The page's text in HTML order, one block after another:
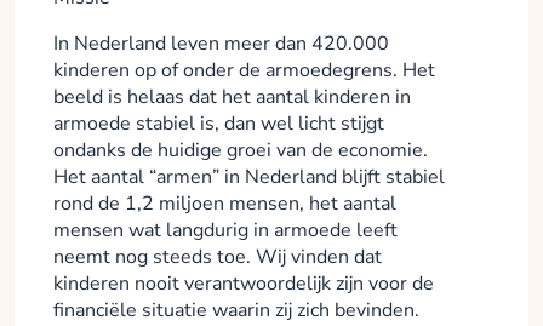
In Nederland leven meer dan 420.000
kinderen op of onder de armoedegrens. Het
beeld is helaas dat het aantal kinderen in
armoede stabiel is, dan wel licht stijgt
ondanks de huidige groei van de economie.
Het aantal “armen” in Nederland blijft stabiel
rond de 1,2 miljoen mensen, het aantal
mensen wat langdurig in armoede leeft
neemt nog steeds toe. Wij vinden dat
kinderen nooit verantwoordelijk zijn voor de
financiële situatie waarin zij zich bevinden.